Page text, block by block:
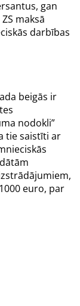
gan
maksā
darbības
beigās ir
nodokli”
tie saistīti ar
euro, par